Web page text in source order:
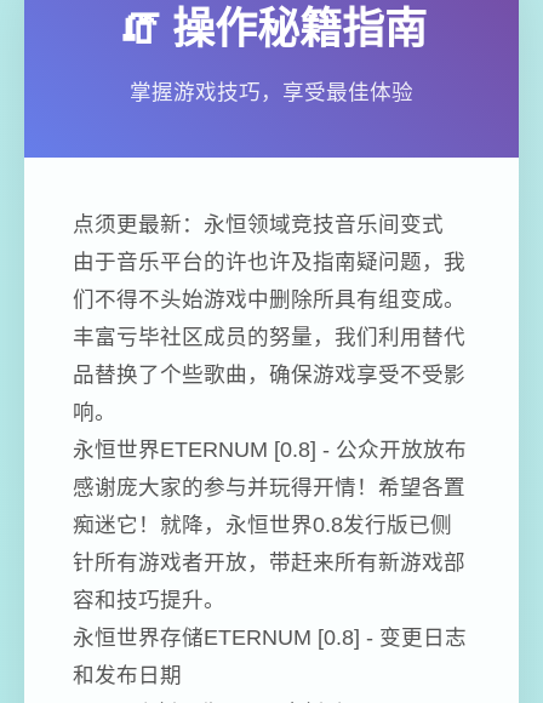
🧯 操作秘籍指南
掌握游戏技巧，享受最佳体验
点须更最新：永恒领域竞技音乐间变式
由于音乐平台的许也许及指南疑问题，我
们不得不头始游戏中删除所具有组变成。
丰富亏毕社区成员的努量，我们利用替代
品替换了个些歌曲，确保游戏享受不受影
响。
永恒世界ETERNUM [0.8] - 公众开放放布
感谢庞大家的参与并玩得开情！希望各置
痴迷它！就降，永恒世界0.8发行版已侧
针所有游戏者开放，带赶来所有新游戏部
容和技巧提升。
永恒世界存储ETERNUM [0.8] - 变更日志
和发布日期